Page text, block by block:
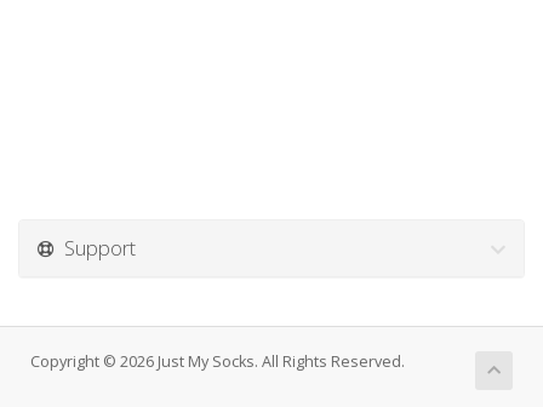
Support
Copyright © 2026 Just My Socks. All Rights Reserved.